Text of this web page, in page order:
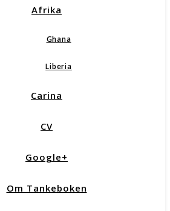
Afrika
Ghana
Liberia
Carina
CV
Google+
Om Tankeboken